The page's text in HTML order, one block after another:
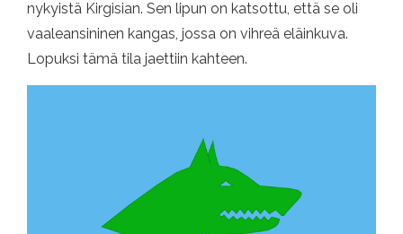
nykyistä Kirgisian. Sen lipun on katsottu, että se oli
vaaleansininen kangas, jossa on vihreä eläinkuva.
Lopuksi tämä tila jaettiin kahteen.